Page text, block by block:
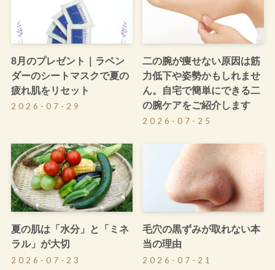
8月のプレゼント｜ラベン
ダーのシートマスクで夏の
疲れ肌をリセット
2026-07-29
二の腕が痩せない原因は筋
力低下や姿勢かもしれませ
ん。自宅で簡単にできる二
の腕ケアをご紹介します
2026-07-25
夏の肌は「水分」と「ミネ
ラル」が大切
2026-07-23
毛穴の黒ずみが取れない本
当の理由
2026-07-21